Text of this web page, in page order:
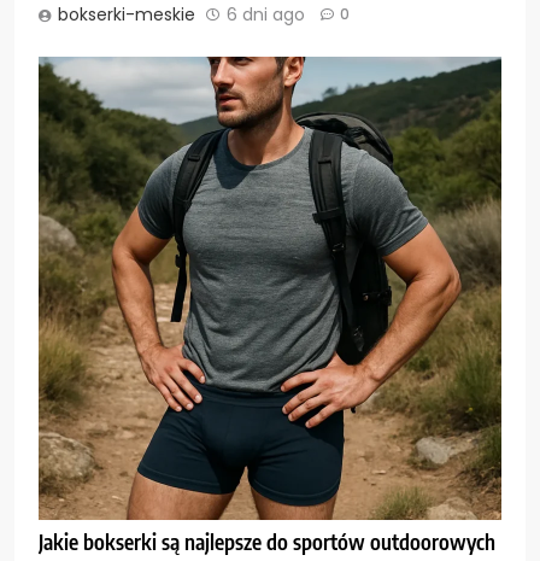
bokserki-meskie 6 dni ago 0
Jakie bokserki są najlepsze do sportów outdoorowych